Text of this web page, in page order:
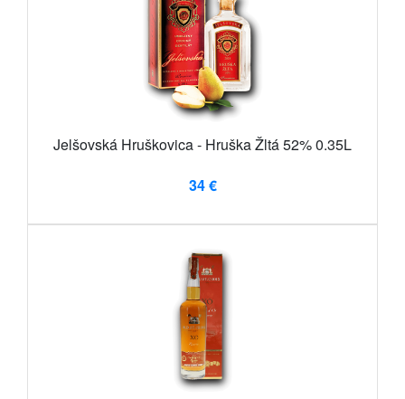
Jelšovská Hruškovica - Hruška Žltá 52% 0.35L
34 €